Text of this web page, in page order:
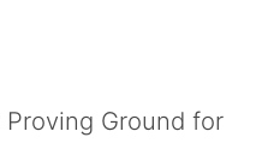
Proving Ground for